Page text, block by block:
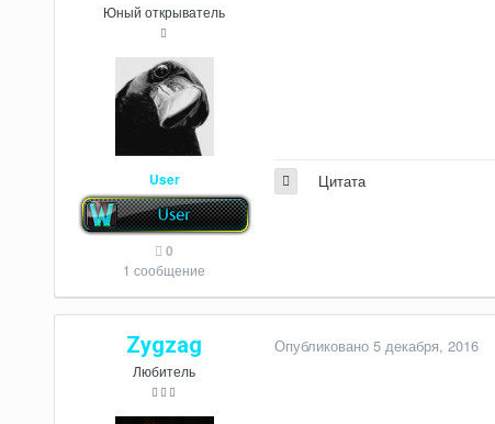
Юный открыватель
User
0
1 сообщение
Цитата
Zygzag
Любитель
Опубликовано 5 декабря, 2016